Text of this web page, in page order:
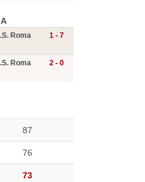
Roma 1 - 7
Roma 2 - 0
87
76
73